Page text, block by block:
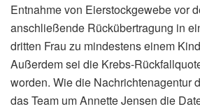
Entnahme von Eierstockgewebe vor
anschließende Rückübertragung in
dritten Frau zu mindestens einem
Außerdem sei die Krebs-
worden. Wie die Nachrichtenagentur
das Team um Annette Jensen die